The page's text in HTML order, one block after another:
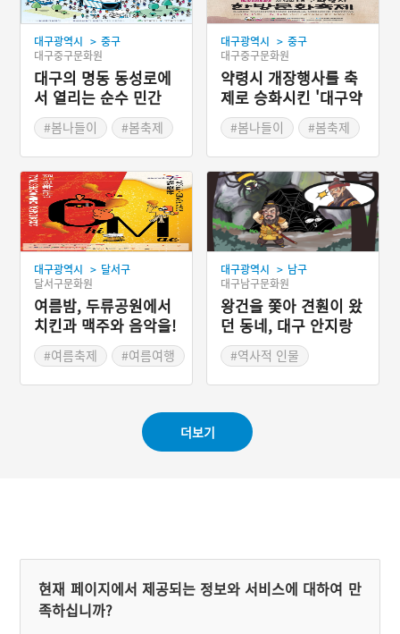
대구광역시 > 중구
대구중구문화원
대구의 명동 동성로에
서 열리는 순수 민간
주도형 축제 '대구동성
로축제'
#봄나들이 #봄축제
대구광역시 > 중구
대구중구문화원
약령시 개장행사를 축
제로 승화시킨 '대구약
령시 한방문화축제'
#봄나들이 #봄축제
대구광역시 > 달서구
달서구문화원
여름밤, 두류공원에서
치킨과 맥주와 음악을!
'대구치맥페스티벌'
#여름축제 #여름여행
대구광역시 > 남구
대구남구문화원
왕건을 쫓아 견훤이 왔
던 동네, 대구 안지랑
이#역사적 인물
더보기
현재 페이지에서 제공되는 정보와 서비스에 대하여 만
족하십니까?